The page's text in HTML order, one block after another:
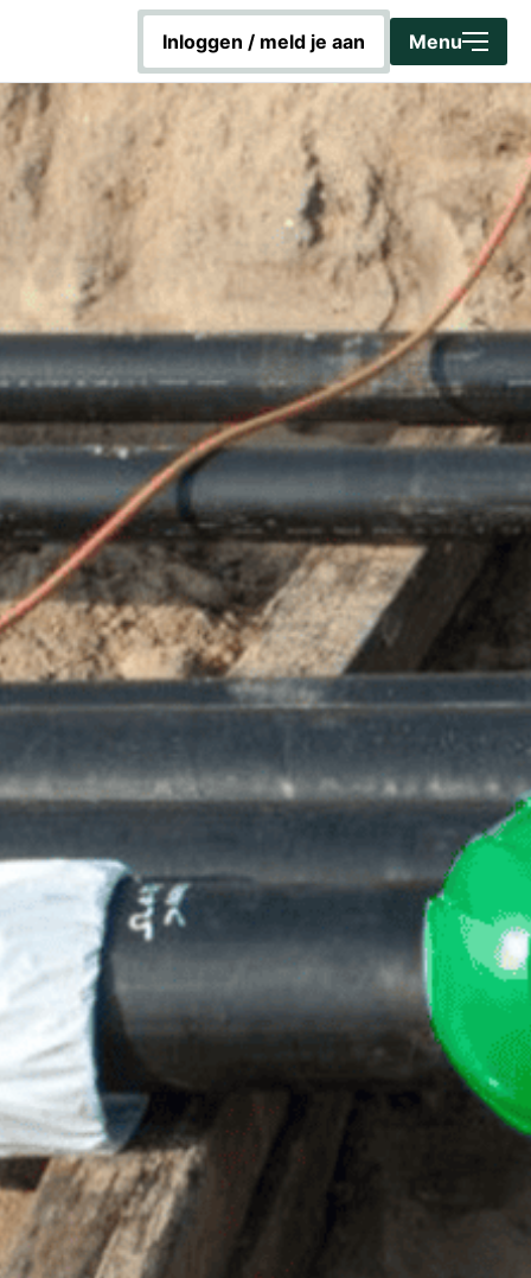
Sluiten
Home
Word Energiecoach!
Aan de slag met duurzaamheid
Hoe werkt dit platform?
Wat is 'Voorschoten voor
Duurzaamheid'?
Inschrijven nieuwsbrief
inloggen / meld je aan Menu